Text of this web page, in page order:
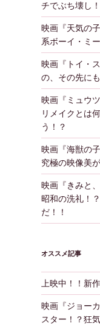
チでぶち壊し！
映画『天気の
系ボーイ・ミ
映画『トイ・
の、その先に
映画『ミュ
リメイクとは
う！？
映画『海獣の
究極の映像美
映画『きみと
昭和の洗礼！
だ！！
オススメ記事
上映中！！新
映画『ジョー
スター！？狂